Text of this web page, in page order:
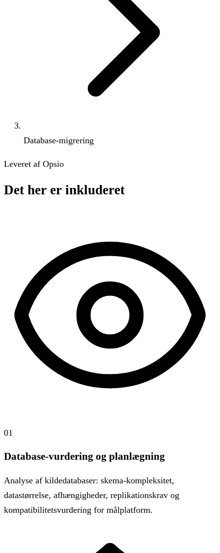
Database-migrering
Leveret af Opsio
Det her er inkluderet
01
Database-vurdering og planlægning
Analyse af kildedatabaser: skema-kompleksitet,
datastørrelse, afhængigheder, replikationskrav og
kompatibilitetsvurdering for målplatform.